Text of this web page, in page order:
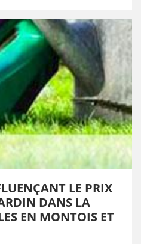
LE PRIX
DANS LA
EN MONTOIS ET